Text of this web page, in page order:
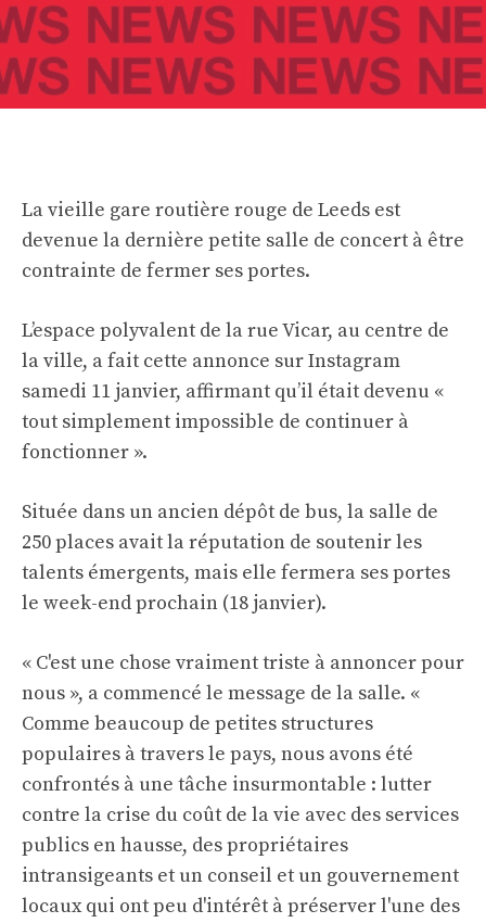
La vieille gare routière rouge de Leeds est
devenue la dernière petite salle de concert à être
contrainte de fermer ses portes.
L’espace polyvalent de la rue Vicar, au centre de
la ville, a fait cette annonce sur Instagram
samedi 11 janvier, affirmant qu’il était devenu «
tout simplement impossible de continuer à
fonctionner ».
Située dans un ancien dépôt de bus, la salle de
250 places avait la réputation de soutenir les
talents émergents, mais elle fermera ses portes
le week-end prochain (18 janvier).
« C'est une chose vraiment triste à annoncer pour
nous », a commencé le message de la salle. «
Comme beaucoup de petites structures
populaires à travers le pays, nous avons été
confrontés à une tâche insurmontable : lutter
contre la crise du coût de la vie avec des services
publics en hausse, des propriétaires
intransigeants et un conseil et un gouvernement
locaux qui ont peu d'intérêt à préserver l'une des